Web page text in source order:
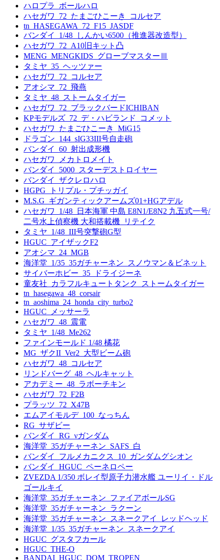
ハロプラ_ボールハロ
ハセガワ_72_たまごひこーき_コルセア
tn_HASEGAWA_72_F15_JASDF
バンダイ_1/48_しんかい6500（推進器改造型）
ハセガワ_72_A10旧キット凸
MENG_MENGKIDS_グローブマスターⅢ
タミヤ_35_ヘッツァー
ハセガワ_72_コルセア
アオシマ_72_飛燕
タミヤ_48_ストームタイガー
ハセガワ_72_ブラックバードICHIBAN
KPモデルズ_72_デ・ハビランド_コメット
ハセガワ_たまごひこーき_MiG15
ドラゴン_144_sIG33III号自走砲
バンダイ_60_射出成形機
ハセガワ_メカトロメイト
バンダイ_5000_スターデストロイヤー
バンダイ_ザクレロハロ
HGPG_トリプル・プチッガイ
M.S.G_ギガンティックアームズ01+HGアデル
ハセガワ_1/48_日本海軍 中島 E8N1/E8N2 九五式一号/
二号水上偵察機 大和搭載機_リテイク
タミヤ_1/48_III号突撃砲G型
HGUC_アイザックF2
アオシマ_24_MGB
海洋堂_1/35_35ガチャーネン_スノウマン＆ビネット
サイバーホビー_35_ドライジーネ
童友社_カラフルキュートタンク_ストームタイガー
tn_hasegawa_48_corsair
tn_aoshima_24_honda_city_turbo2
HGUC_メッサーラ
ハセガワ_48_震電
タミヤ_1/48_Me262
ファインモールド 1/48 橘花
MG_ザクII_Ver2_大型ビーム砲
ハセガワ_48_コルセア
リンドバーグ_48_ヘルキャット
アカデミー_48_ラボーチキン
ハセガワ_72_F2B
プラッツ_72_X47B
エムアイモルデ_100_なっちん
RG_サザビー
バンダイ_RG_νガンダム
海洋堂_35ガチャーネン_SAFS_白
バンダイ_フルメカニクス_10_ガンダムグシオン
バンダイ_HGUC_ペーネロペー
ZVEZDA 1/350 ボレイ型原子力潜水艦 ユーリイ・ドル
ゴールキイ
海洋堂_35ガチャーネン_ファイアボールSG
海洋堂_35ガチャーネン_ラクーン
海洋堂_35ガチャーネン_スネークアイ_レッドヘッド
海洋堂_1/35_35ガチャーネン_スネークアイ
HGUC_グスタフカール
HGUC_THE-O
BANDAI_HGUC_DOM_TROPEN